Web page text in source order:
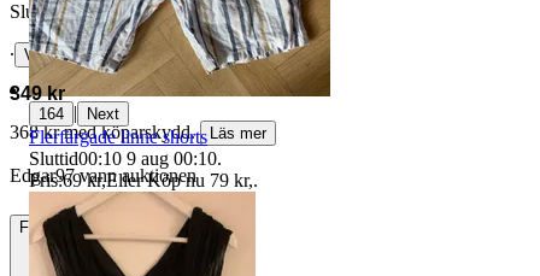
Slutpris
∙ Visa bud
349 kr
368 kr med köparskydd.
Läs mer
Edgar97 vann auktionen
Frakt Från 72 kr
164 | Next
Flerfärgade linne shorts
Sluttid00:10 9 aug 00:10.
Pris:69 kr,Eller Köp nu 79 kr,.